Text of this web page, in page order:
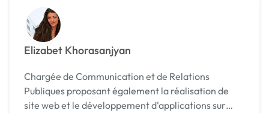
Elizabet Khorasanjyan
Chargée de Communication et de Relations
Publiques proposant également la réalisation de
site web et le développement d'applications sur